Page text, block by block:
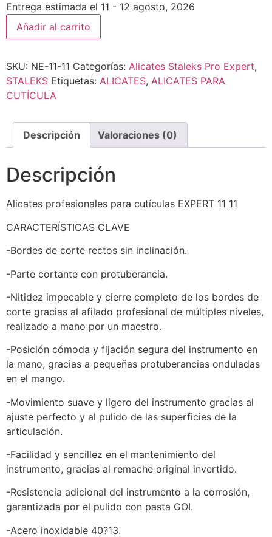
Entrega estimada el 11 - 12 agosto, 2026
Añadir al carrito
SKU: NE-11-11 Categorías: Alicates Staleks Pro Expert,
STALEKS Etiquetas: ALICATES, ALICATES PARA
CUTÍCULA
Descripción Valoraciones (0)
Descripción
Alicates profesionales para cutículas EXPERT 11 11
CARACTERÍSTICAS CLAVE
-Bordes de corte rectos sin inclinación.
-Parte cortante con protuberancia.
-Nitidez impecable y cierre completo de los bordes de
corte gracias al afilado profesional de múltiples niveles,
realizado a mano por un maestro.
-Posición cómoda y fijación segura del instrumento en
la mano, gracias a pequeñas protuberancias onduladas
en el mango.
-Movimiento suave y ligero del instrumento gracias al
ajuste perfecto y al pulido de las superficies de la
articulación.
-Facilidad y sencillez en el mantenimiento del
instrumento, gracias al remache original invertido.
-Resistencia adicional del instrumento a la corrosión,
garantizada por el pulido con pasta GOI.
-Acero inoxidable 40?13.